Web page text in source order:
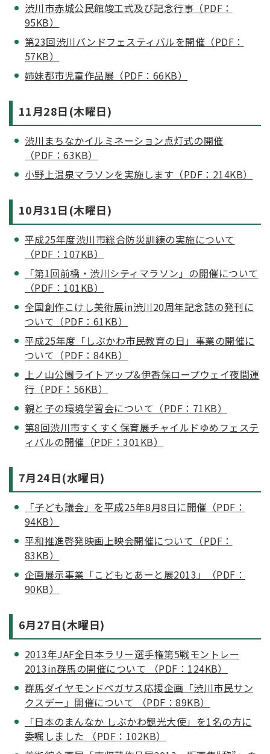
渋川市赤城公民館竣工式及び記念行事（PDF：
95KB）
第23回渋川バンドフェスティバルを開催（PDF：
57KB）
姉妹都市児童作品展（PDF：66KB）
11月28日(木曜日)
渋川まちなかイルミネーション点灯式の開催
（PDF：63KB）
小野上温泉マラソンを実施します（PDF：214KB）
10月31日(木曜日)
平成25年度渋川市総合防災訓練の実施について
（PDF：107KB）
「第1回前橋・渋川シティマラソン」の開催について
（PDF：101KB）
全国創作こけし美術展in渋川20周年記念誌の発刊に
ついて（PDF：61KB）
平成25年度「しぶかわ市民教育の日」事業の開催に
ついて（PDF：84KB）
上ノ山公園ライトアップ&伊香保ロープウェイ夜間運
行（PDF：56KB）
親と子の環境学習会について（PDF：71KB）
第8回渋川市すくすく保育展チャイルドゆめフェステ
ィバルの開催（PDF：301KB）
7月24日(水曜日)
「子ども議会」を平成25年8月8日に開催（PDF：
94KB）
平和推進啓発映画上映会開催について（PDF：
83KB）
企画展示事業「こどもとあーと展2013」（PDF：
90KB）
6月27日(木曜日)
2013年JAF全日本ラリー選手権第5戦モントレー
2013in群馬の開催について （PDF：124KB）
群馬ダイヤモンドペガサス応援企画「渋川市民サン
クスデー」開催について （PDF：89KB）
「日本のまんなか しぶかわ観光大使」を1名の方に
委嘱しました （PDF：102KB）